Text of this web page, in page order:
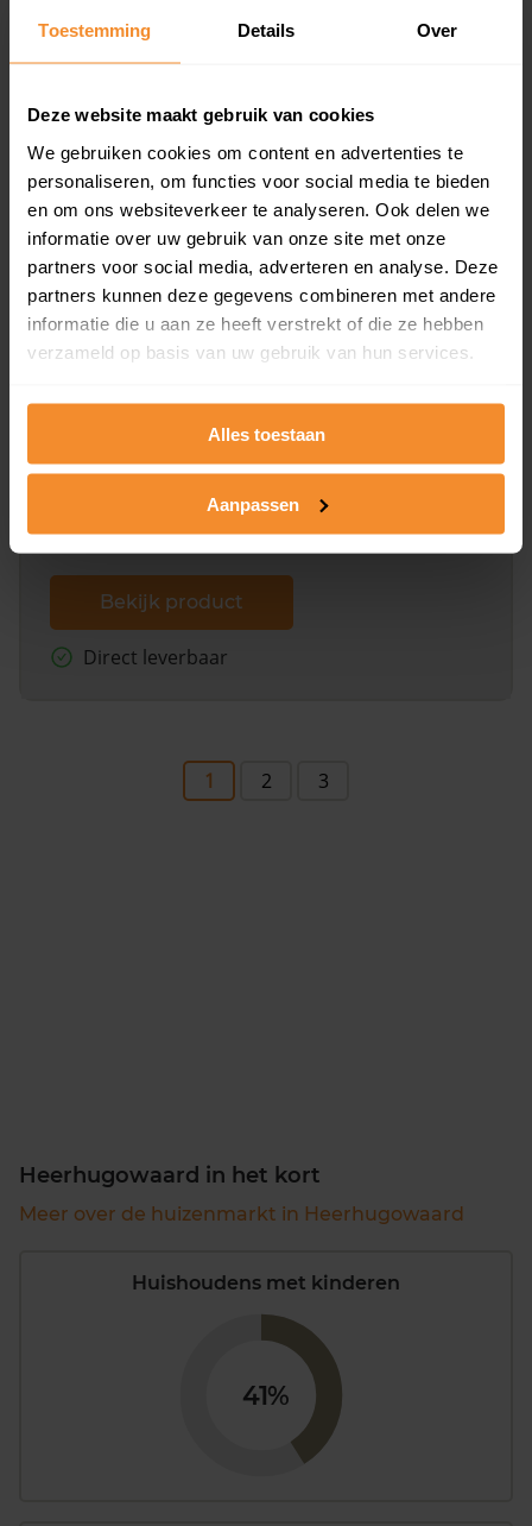
Toestemming Details Over
Deze website maakt gebruik van cookies
We gebruiken cookies om content en advertenties te
personaliseren, om functies voor social media te bieden
en om ons websiteverkeer te analyseren. Ook delen we
informatie over uw gebruik van onze site met onze
partners voor social media, adverteren en analyse. Deze
partners kunnen deze gegevens combineren met andere
informatie die u aan ze heeft verstrekt of die ze hebben
verzameld op basis van uw gebruik van hun services.
Alles toestaan
Aanpassen
en koopdatum) binnen een postcodegebied. Dit
Bekijk product
Direct leverbaar
Kadastrale kaart pakket
Een uitgebreid overzicht van het perceel en
omliggende percelen met de kadastrale erfgrenzen,
Bekijk product
Direct leverbaar
1 2 3
Heerhugowaard in het kort
Meer over de huizenmarkt in Heerhugowaard
Huishoudens met kinderen
41%